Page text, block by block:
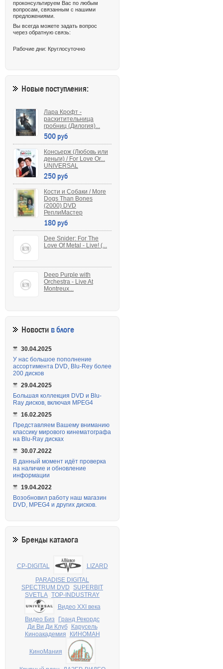
проконсультируем Вас по любым
вопросам, связанным с нашими
предложениями.
Вы всегда можете задать вопрос
через обратную связь:
Рабочие дни: Круглосуточно
Новые поступления:
Лара Крофт -
расхитительница
гробниц (Дилогия)...
500 руб
Консьерж (Любовь или
деньги) / For Love Or...
UNIVERSAL
250 руб
Кости и Собаки / More
Dogs Than Bones
(2000) DVD
РеплиМастер
180 руб
Dee Snider: For The
Love Of Metal - Live! (...
Deep Purple with
Orchestra - Live At
Montreux...
Новости в блоге
30.04.2025
У нас большое пополнение
ассортимента DVD, Blu-Rey более
200 дисков
29.04.2025
Большая коллекция DVD и Blu-
Ray дисков, включая MPEG4
16.02.2025
Представляем Вашему вниманию
классику мирового кинематографа
на Blu-Ray дисках
30.07.2022
В данный момент идёт проверка
на наличие и обновление
информации
19.04.2022
Возобновил работу наш магазин
DVD, MPEG4 и других дисков.
Бренды каталога
CP-DIGITAL LIZARD
PARADISE DIGITAL
SPECTRUM DVD SUPERBIT
SVETLA TOP-INDUSTRAY
Видео XXI века
Видео Биз
Гранд Рекордс
Ди Ви Ди Клуб
Карусель
Киноакадемия
КИНОМАН
КиноМания